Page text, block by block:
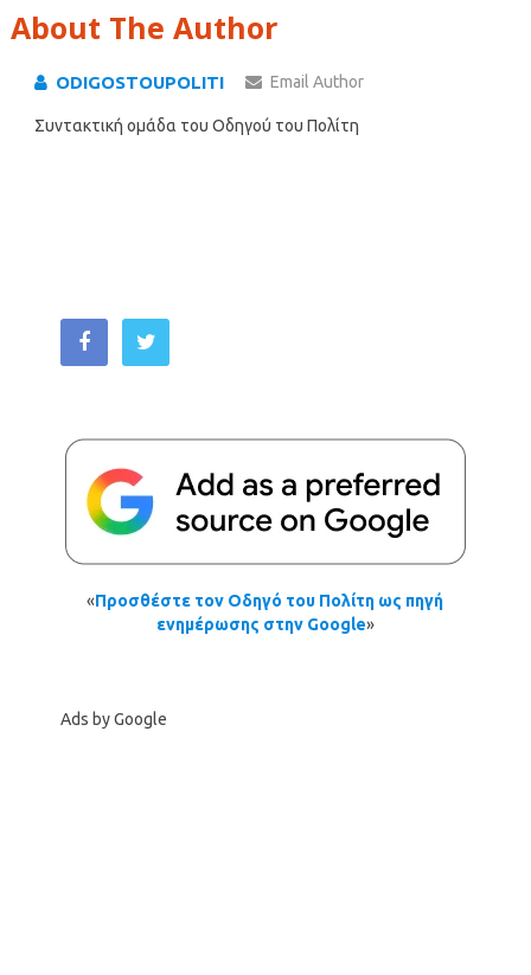
About The Author
ODIGOSTOUPOLITI Email Author
Συντακτική ομάδα του Οδηγού του Πολίτη
«Προσθέστε τον Οδηγό του Πολίτη ως πηγή
ενημέρωσης στην Google»
Ads by Google